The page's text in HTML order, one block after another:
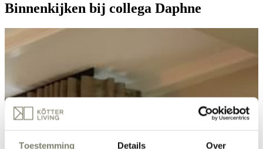
Toestemming Details Over
Binnenkijken bij collega Daphne